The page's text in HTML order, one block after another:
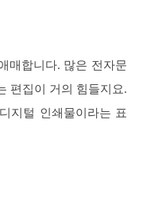
매합니다. 많은 전자문
편집이 거의 힘들지요.
지털 인쇄물이라는 표